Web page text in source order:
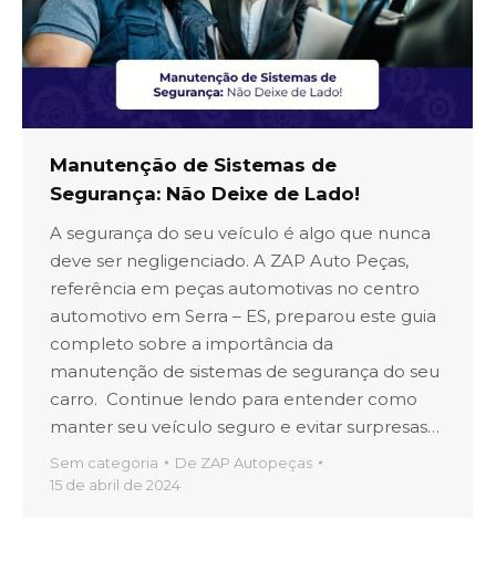
Manutenção de Sistemas de
Segurança: Não Deixe de Lado!
A segurança do seu veículo é algo que nunca
deve ser negligenciado. A ZAP Auto Peças,
referência em peças automotivas no centro
automotivo em Serra – ES, preparou este guia
completo sobre a importância da
manutenção de sistemas de segurança do seu
carro. Continue lendo para entender como
manter seu veículo seguro e evitar surpresas…
Sem categoria De ZAP Autopeças
15 de abril de 2024